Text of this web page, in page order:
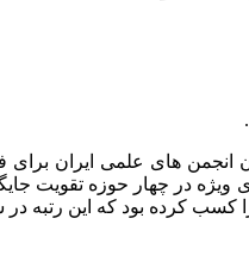
در چهار حوزه تقویت